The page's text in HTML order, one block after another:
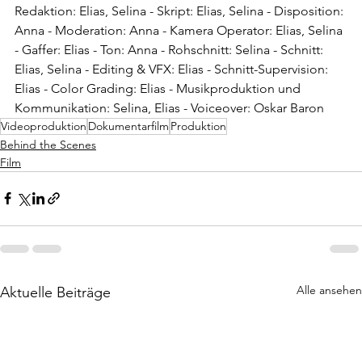
Redaktion: Elias, Selina - Skript: Elias, Selina - Disposition:
Anna - Moderation: Anna - Kamera Operator: Elias, Selina
- Gaffer: Elias - Ton: Anna - Rohschnitt: Selina - Schnitt:
Elias, Selina - Editing & VFX: Elias - Schnitt-Supervision:
Elias - Color Grading: Elias - Musikproduktion und
Kommunikation: Selina, Elias - Voiceover: Oskar Baron
Videoproduktion Dokumentarfilm Produktion
Behind the Scenes
Film
Aktuelle Beiträge Alle ansehen